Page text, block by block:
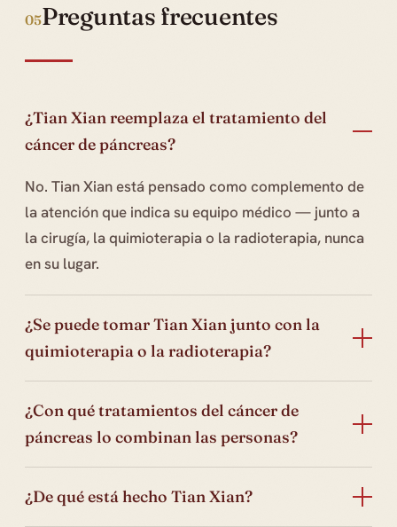
05Preguntas frecuentes
¿Tian Xian reemplaza el tratamiento del
cáncer de páncreas?
No. Tian Xian está pensado como complemento de
la atención que indica su equipo médico — junto a
la cirugía, la quimioterapia o la radioterapia, nunca
en su lugar.
¿Se puede tomar Tian Xian junto con la
quimioterapia o la radioterapia?
¿Con qué tratamientos del cáncer de
páncreas lo combinan las personas?
¿De qué está hecho Tian Xian?